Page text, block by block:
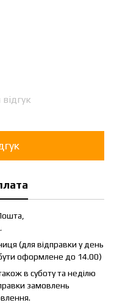
(для відправки у день
оформлене до 14.00)
в суботу та неділю
замовлень